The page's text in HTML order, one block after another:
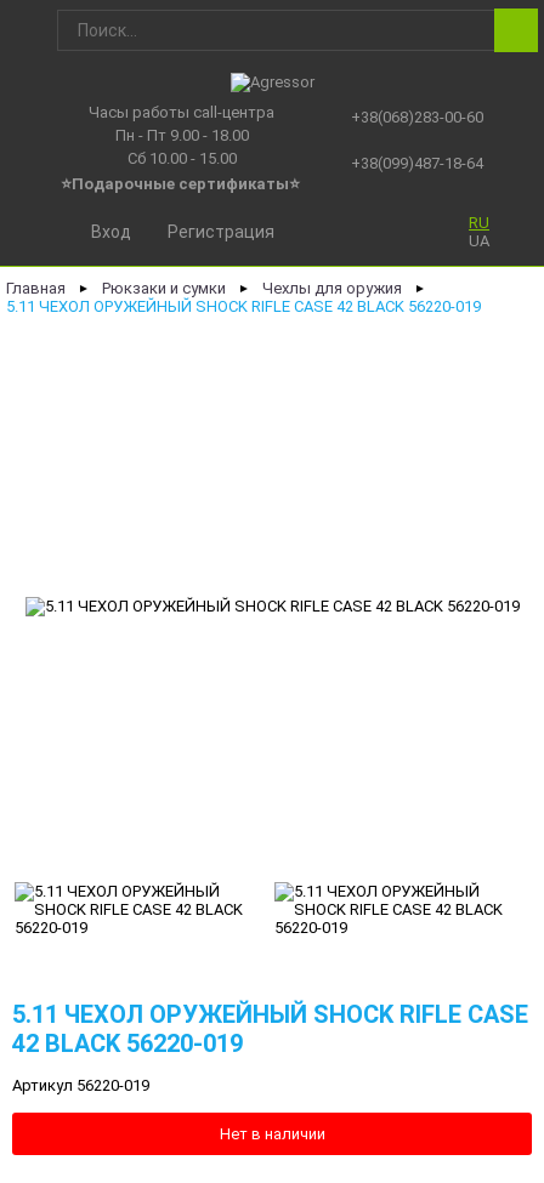
Часы работы call-центра
Пн - Пт 9.00 - 18.00
Сб 10.00 - 15.00
⭐Подарочные сертификаты⭐
+38(068)283-00-60
+38(099)487-18-64
RU
UA
Вход Регистрация
Главная ► Рюкзаки и сумки ► Чехлы для оружия ►
5.11 ЧЕХОЛ ОРУЖЕЙНЫЙ SHOCK RIFLE CASE 42 BLACK 56220-019
5.11 ЧЕХОЛ ОРУЖЕЙНЫЙ SHOCK RIFLE CASE
42 BLACK 56220-019
Артикул 56220-019
Нет в наличии